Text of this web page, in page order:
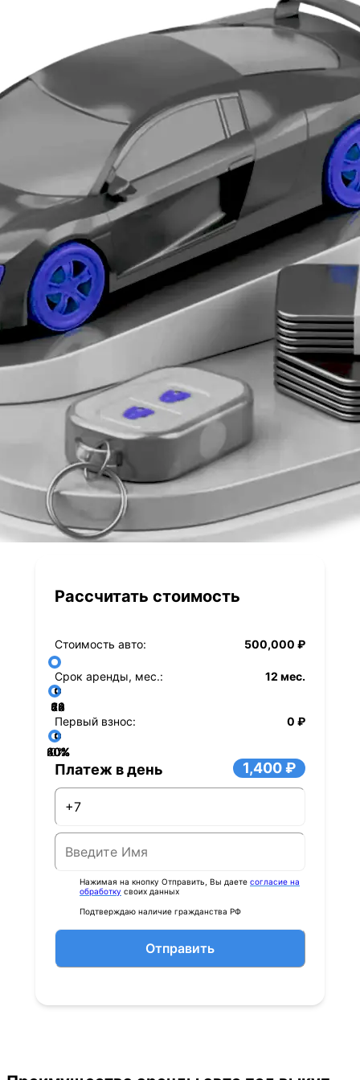
Рассчитать стоимость
Стоимость авто: 500,000 ₽
Срок аренды, мес.: 12 мес.
12
24
36
48
60
72
84
Первый взнос:
0 ₽
0%
20%
40%
60%
80%
Платеж в день 1,400 ₽
Нажимая на кнопку Отправить, Вы даете согласие на
обработку своих данных
Подтверждаю наличие гражданства РФ
Отправить